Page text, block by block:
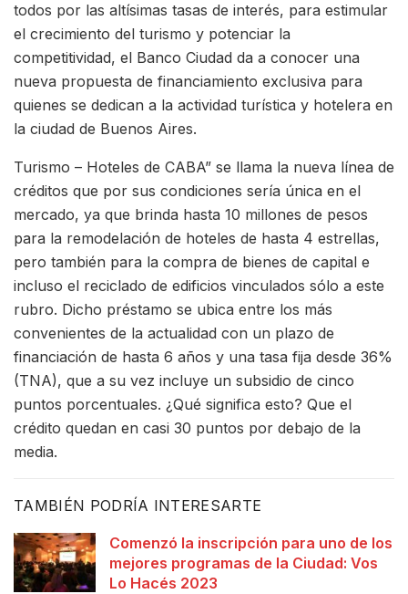
todos por las altísimas tasas de interés, para estimular
el crecimiento del turismo y potenciar la
competitividad, el Banco Ciudad da a conocer una
nueva propuesta de financiamiento exclusiva para
quienes se dedican a la actividad turística y hotelera en
la ciudad de Buenos Aires.
Turismo – Hoteles de CABA” se llama la nueva línea de
créditos que por sus condiciones sería única en el
mercado, ya que brinda hasta 10 millones de pesos
para la remodelación de hoteles de hasta 4 estrellas,
pero también para la compra de bienes de capital e
incluso el reciclado de edificios vinculados sólo a este
rubro. Dicho préstamo se ubica entre los más
convenientes de la actualidad con un plazo de
financiación de hasta 6 años y una tasa fija desde 36%
(TNA), que a su vez incluye un subsidio de cinco
puntos porcentuales. ¿Qué significa esto? Que el
crédito quedan en casi 30 puntos por debajo de la
media.
TAMBIÉN PODRÍA INTERESARTE
Comenzó la inscripción para uno de los
mejores programas de la Ciudad: Vos
Lo Hacés 2023